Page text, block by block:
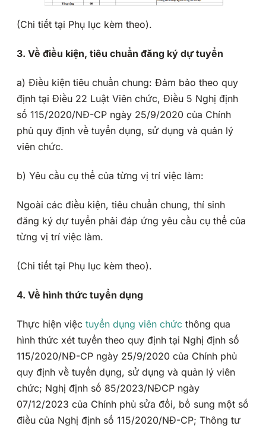
(Chi tiết tại Phụ lục kèm theo).
3. Về điều kiện, tiêu chuẩn đăng ký dự tuyển
a) Điều kiện tiêu chuẩn chung: Đảm bảo theo quy
định tại Điều 22 Luật Viên chức, Điều 5 Nghị định
số 115/2020/NĐ-CP ngày 25/9/2020 của Chính
phủ quy định về tuyển dụng, sử dụng và quản lý
viên chức.
b) Yêu cầu cụ thể của từng vị trí việc làm:
Ngoài các điều kiện, tiêu chuẩn chung, thí sinh
đăng ký dự tuyển phải đáp ứng yêu cầu cụ thể của
từng vị trí việc làm.
(Chi tiết tại Phụ lục kèm theo).
4. Về hình thức tuyển dụng
Thực hiện việc tuyển dụng viên chức thông qua
hình thức xét tuyển theo quy định tại Nghị định số
115/2020/NĐ-CP ngày 25/9/2020 của Chính phủ
quy định về tuyển dụng, sử dụng và quản lý viên
chức; Nghị định số 85/2023/NĐCP ngày
07/12/2023 của Chính phủ sửa đổi, bổ sung một số
điều của Nghị định số 115/2020/NĐ-CP; Thông tư